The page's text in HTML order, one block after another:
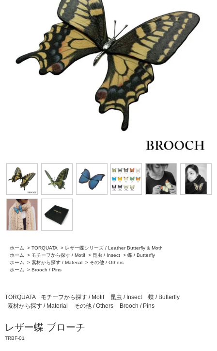
ホーム > TORQUATA > レザー蝶シリーズ / Leather Butterfly & Moth
ホーム
> モチーフから探す / Motif > 昆虫 / Insect > 蝶 / Butterfly
ホーム
> 素材から探す / Material > その他 / Others
ホーム
> Brooch / Pins
TORQUATA モチーフから探す / Motif 昆虫 / Insect
蝶 / Butterfly
素材から探す / Material
その他 / Others Brooch / Pins
レザー蝶 ブローチ
TRBF-01